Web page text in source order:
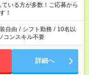
ど、ご希望を教えてくださ
合計で週40時間を超える
ている方が多数！ご応募から
！
自由 / シフト勤務 / 10名以
コンスキル不要
詳細へ